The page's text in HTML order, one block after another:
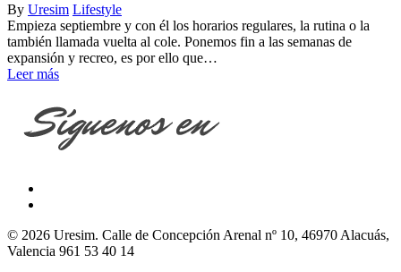
By Uresim Lifestyle
Empieza septiembre y con él los horarios regulares, la rutina o la
también llamada vuelta al cole. Ponemos fin a las semanas de
expansión y recreo, es por ello que…
Leer más
© 2026 Uresim. Calle de Concepción Arenal nº 10, 46970 Alacuás,
Valencia 961 53 40 14